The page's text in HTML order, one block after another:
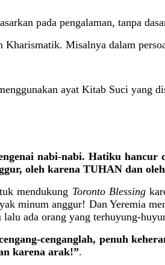
pada pengalaman, tanpa
Misalnya dalam
ayat Kitab Suci yang
nabi-nabi. Hatiku hancur
oleh karena TUHAN dan
mendukung Toronto Blessing
minum anggur! Dan Yeremia
lalu ada orang yang terhuyung-
cenganglah, penuh
karena arak!”.